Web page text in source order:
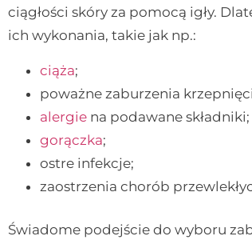
ciągłości skóry za pomocą igły.
ich wykonania, takie jak np.:
ciąża;
poważne zaburzenia
alergie na podawane składniki;
gorączka;
ostre infekcje;
zaostrzenia chorób
Świadome podejście do wyboru